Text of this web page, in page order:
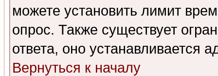
можете установить лимит
опрос. Также существует
ответа, оно устанавливается
Вернуться к началу